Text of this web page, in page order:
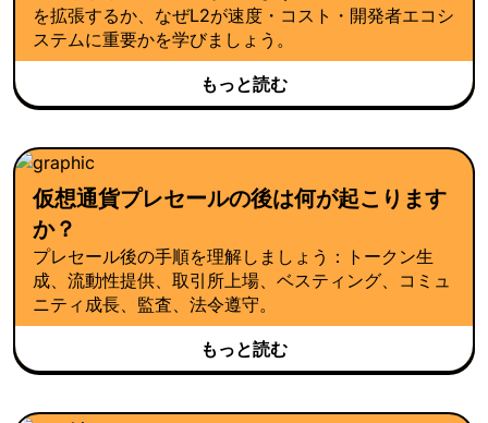
を拡張するか、なぜL2が速度・コスト・開発者エコシ
ステムに重要かを学びましょう。
もっと読む
仮想通貨プレセールの後は何が起こります
か？
プレセール後の手順を理解しましょう：トークン生
成、流動性提供、取引所上場、ベスティング、コミュ
ニティ成長、監査、法令遵守。
もっと読む